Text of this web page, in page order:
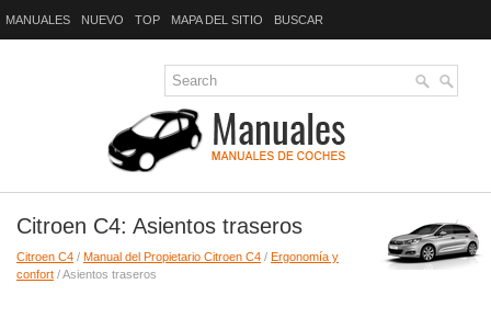
MANUALES NUEVO TOP MAPA DEL SITIO BUSCAR
Citroen C4: Asientos traseros
Citroen C4 / Manual del Propietario Citroen C4 / Ergonomía y
confort / Asientos traseros